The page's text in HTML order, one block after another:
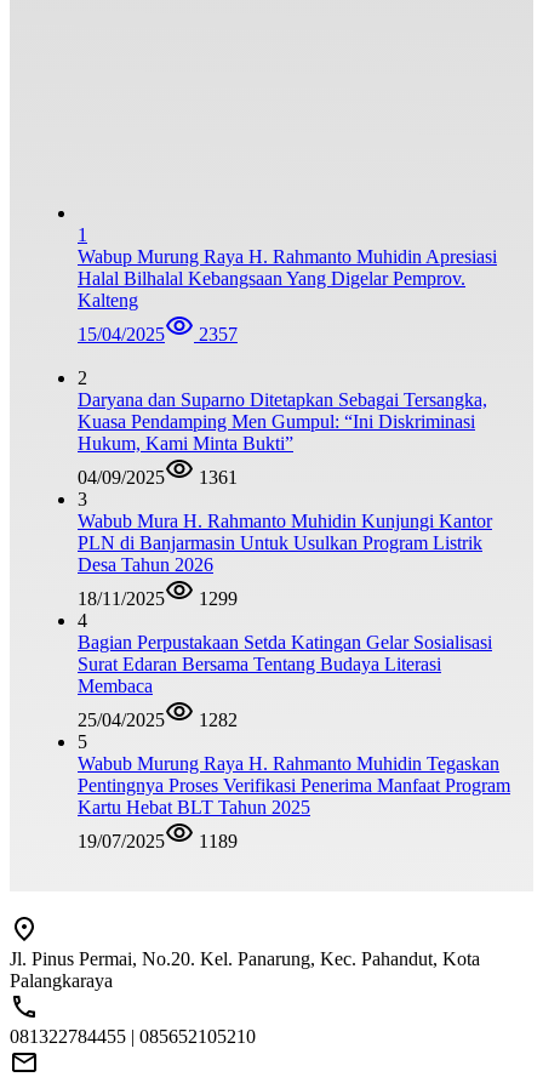
1
Wabup Murung Raya H. Rahmanto Muhidin Apresiasi
Halal Bilhalal Kebangsaan Yang Digelar Pemprov.
Kalteng
15/04/2025
2357
2
Daryana dan Suparno Ditetapkan Sebagai Tersangka,
Kuasa Pendamping Men Gumpul: “Ini Diskriminasi
Hukum, Kami Minta Bukti”
04/09/2025
1361
3
Wabub Mura H. Rahmanto Muhidin Kunjungi Kantor
PLN di Banjarmasin Untuk Usulkan Program Listrik
Desa Tahun 2026
18/11/2025
1299
4
Bagian Perpustakaan Setda Katingan Gelar Sosialisasi
Surat Edaran Bersama Tentang Budaya Literasi
Membaca
25/04/2025
1282
5
Wabub Murung Raya H. Rahmanto Muhidin Tegaskan
Pentingnya Proses Verifikasi Penerima Manfaat Program
Kartu Hebat BLT Tahun 2025
19/07/2025
1189
Jl. Pinus Permai, No.20. Kel. Panarung, Kec. Pahandut, Kota
Palangkaraya
081322784455 | 085652105210